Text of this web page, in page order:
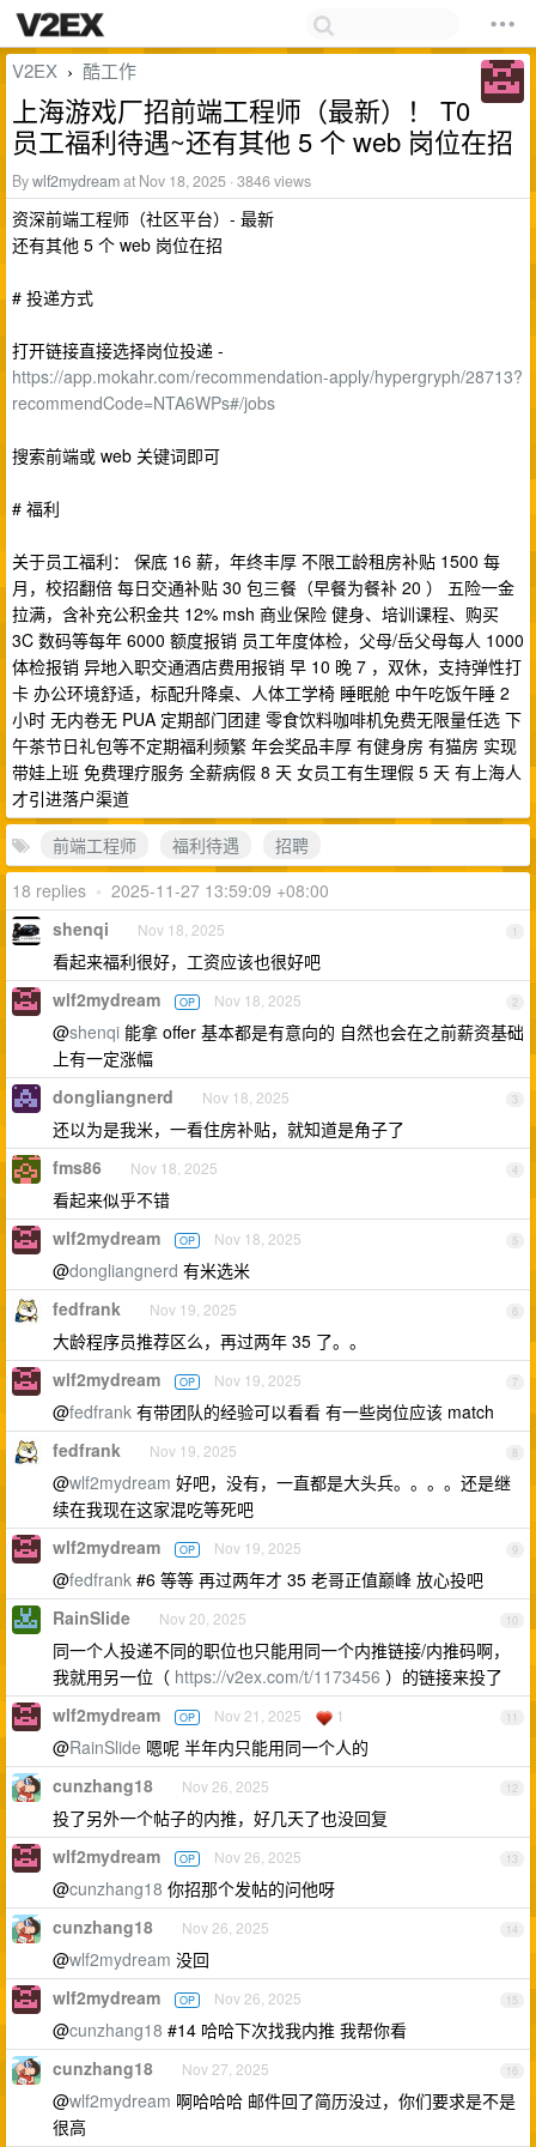
V2EX › 酷工作
上海游戏厂招前端工程师（最新）！ T0
员工福利待遇~还有其他 5 个 web 岗位在招
Bywlf2mydreamat Nov 18, 2025 · 3846 views
资深前端工程师（社区平台）- 最新
还有其他 5 个 web 岗位在招
# 投递方式
打开链接直接选择岗位投递 -
https://app.mokahr.com/recommendation-apply/hypergryph/28713?
recommendCode=NTA6WPs#/jobs
搜索前端或 web 关键词即可
# 福利
关于员工福利： 保底 16 薪，年终丰厚 不限工龄租房补贴 1500 每
月，校招翻倍 每日交通补贴 30 包三餐（早餐为餐补 20 ） 五险一金
拉满，含补充公积金共 12% msh 商业保险 健身、培训课程、购买
3C 数码等每年 6000 额度报销 员工年度体检，父母/岳父母每人 1000
体检报销 异地入职交通酒店费用报销 早 10 晚 7 ，双休，支持弹性打
卡 办公环境舒适，标配升降桌、人体工学椅 睡眠舱 中午吃饭午睡 2
小时 无内卷无 PUA 定期部门团建 零食饮料咖啡机免费无限量任选 下
午茶节日礼包等不定期福利频繁 年会奖品丰厚 有健身房 有猫房 实现
带娃上班 免费理疗服务 全薪病假 8 天 女员工有生理假 5 天 有上海人
才引进落户渠道
前端工程师
福利待遇
招聘
18 replies • 2025-11-27 13:59:09 +08:00
1
shenqi Nov 18, 2025
看起来福利很好，工资应该也很好吧
2
wlf2mydream OP Nov 18, 2025
@shenqi 能拿 offer 基本都是有意向的 自然也会在之前薪资基础
上有一定涨幅
3
dongliangnerd Nov 18, 2025
还以为是我米，一看住房补贴，就知道是角子了
4
fms86 Nov 18, 2025
看起来似乎不错
5
wlf2mydream OP Nov 18, 2025
@dongliangnerd 有米选米
6
fedfrank Nov 19, 2025
大龄程序员推荐区么，再过两年 35 了。。
7
wlf2mydream OP Nov 19, 2025
@fedfrank 有带团队的经验可以看看 有一些岗位应该 match
8
fedfrank Nov 19, 2025
@wlf2mydream 好吧，没有，一直都是大头兵。。。。还是继
续在我现在这家混吃等死吧
9
wlf2mydream OP Nov 19, 2025
@fedfrank #6 等等 再过两年才 35 老哥正值巅峰 放心投吧
10
RainSlide Nov 20, 2025
同一个人投递不同的职位也只能用同一个内推链接/内推码啊，
我就用另一位（ https://v2ex.com/t/1173456 ）的链接来投了
11
wlf2mydream OP Nov 21, 2025 1
@RainSlide 嗯呢 半年内只能用同一个人的
12
cunzhang18 Nov 26, 2025
投了另外一个帖子的内推，好几天了也没回复
13
wlf2mydream OP Nov 26, 2025
@cunzhang18 你招那个发帖的问他呀
14
cunzhang18 Nov 26, 2025
@wlf2mydream 没回
15
wlf2mydream OP Nov 26, 2025
@cunzhang18 #14 哈哈下次找我内推 我帮你看
16
cunzhang18 Nov 27, 2025
@wlf2mydream 啊哈哈哈 邮件回了简历没过，你们要求是不是
很高